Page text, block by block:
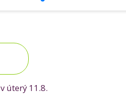
v úterý 11.8.